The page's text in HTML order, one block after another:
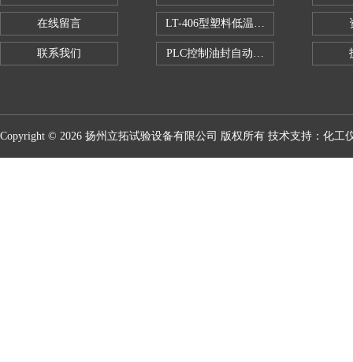
在线留言
联系我们
LT-406型塑料低温脆性试验机
PLC控制油封自动修边机
Copyright © 2026 扬州立拓试验设备有限公司 版权所有 技术支持： 化工